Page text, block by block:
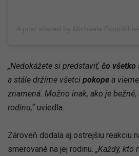
„Nedokážete si predstaviť, čo všetko
a stále držíme všetci pokope a
znamená. Možno inak, ako je
rodinu,“ uviedla.
Zároveň dodala aj ostrejšiu reakciu
smerované na jej rodinu. „Každý, kto